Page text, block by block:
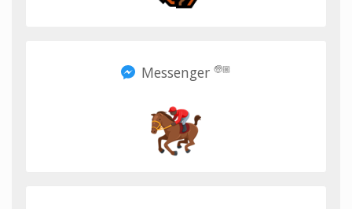
Messenger 🧓🏼